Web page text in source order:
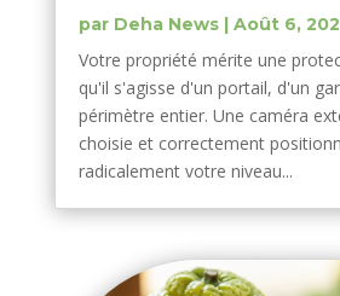
par Deha News| Août 6,
Votre propriété mérite une
qu'il s'agisse d'un portail, d'un
périmètre entier. Une caméra
choisie et correctement
radicalement votre niveau...